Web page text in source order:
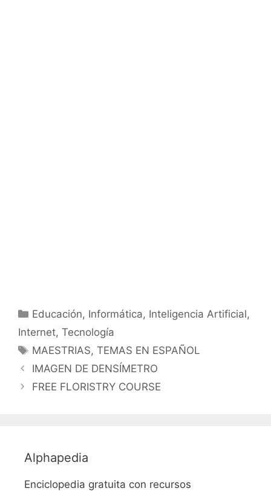
Categorías
Educación, Informática, Inteligencia Artificial,
Internet, Tecnología
Etiquetas
MAESTRIAS,TEMAS EN ESPAÑOL
IMAGEN DE DENSÍMETRO
FREE FLORISTRY COURSE
Alphapedia
Enciclopedia gratuita con recursos